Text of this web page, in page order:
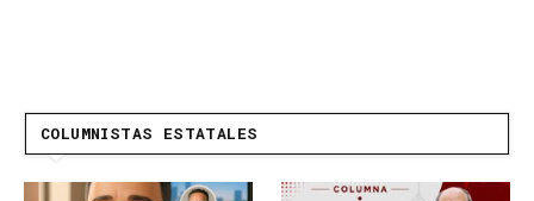
COLUMNISTAS ESTATALES